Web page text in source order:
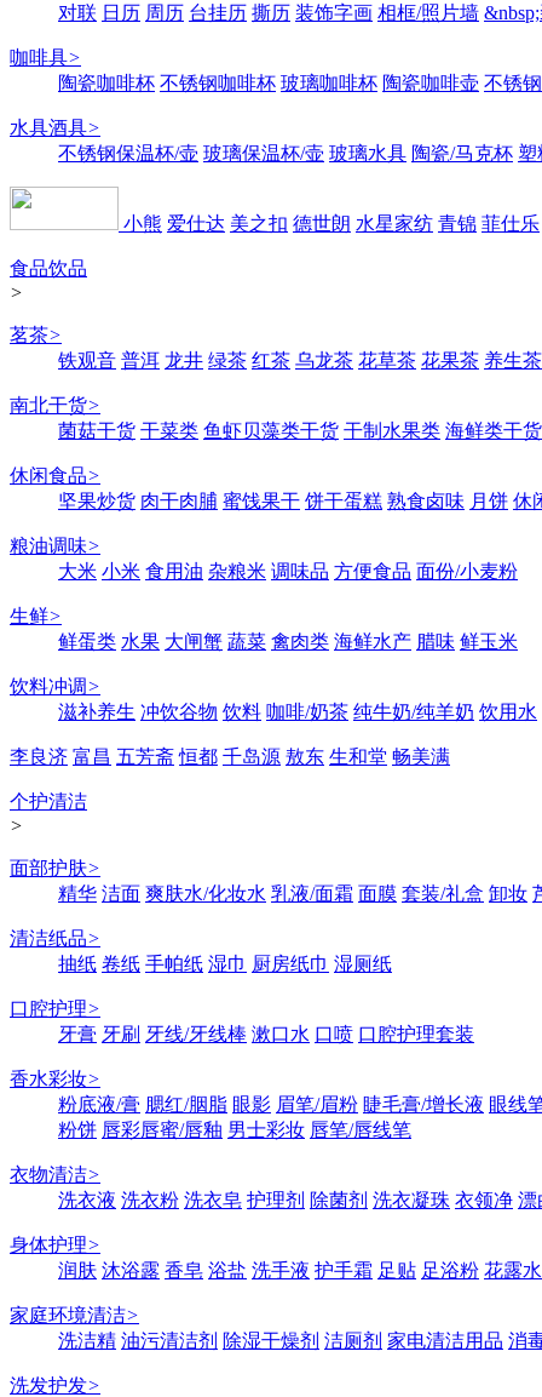
对联 日历 周历 台挂历 撕历 装饰字画 相框/照片墙
咖啡具>
陶瓷咖啡杯 不锈钢咖啡杯 玻璃咖啡杯 陶瓷咖啡壶 不锈
水具酒具>
不锈钢保温杯/壶 玻璃保温杯/壶 玻璃水具 陶瓷/马克杯 塑
小熊 爱仕达 美之扣 德世朗 水星家纺 青锦 菲仕乐
食品饮品
>
茗茶>
铁观音 普洱 龙井 绿茶 红茶 乌龙茶 花草茶 花果茶 养生茶
南北干货>
菌菇干货 干菜类 鱼虾贝藻类干货 干制水果类 海鲜类干货
休闲食品>
坚果炒货 肉干肉脯 蜜饯果干 饼干蛋糕 熟食卤味 月饼 休
粮油调味>
大米 小米 食用油 杂粮米 调味品 方便食品 面份/小麦粉
生鲜>
鲜蛋类 水果 大闸蟹 蔬菜 禽肉类 海鲜水产 腊味 鲜玉米
饮料冲调>
滋补养生 冲饮谷物 饮料 咖啡/奶茶 纯牛奶/纯羊奶 饮用水
李良济 富昌 五芳斋 恒都 千岛源 敖东 生和堂 畅美满
个护清洁
>
面部护肤>
精华 洁面 爽肤水/化妆水 乳液/面霜 面膜 套装/礼盒 卸妆
清洁纸品>
抽纸 卷纸 手帕纸 湿巾 厨房纸巾 湿厕纸
口腔护理>
牙膏 牙刷 牙线/牙线棒 漱口水 口喷 口腔护理套装
香水彩妆>
粉底液/膏 腮红/胭脂 眼影 眉笔/眉粉 睫毛膏/增长液 眼线
粉饼 唇彩唇蜜/唇釉 男士彩妆 唇笔/唇线笔
衣物清洁>
洗衣液 洗衣粉 洗衣皂 护理剂 除菌剂 洗衣凝珠 衣领净 漂
身体护理>
润肤 沐浴露 香皂 浴盐 洗手液 护手霜 足贴 足浴粉 花露水
家庭环境清洁>
洗洁精 油污清洁剂 除湿干燥剂 洁厕剂 家电清洁用品 消
洗发护发>